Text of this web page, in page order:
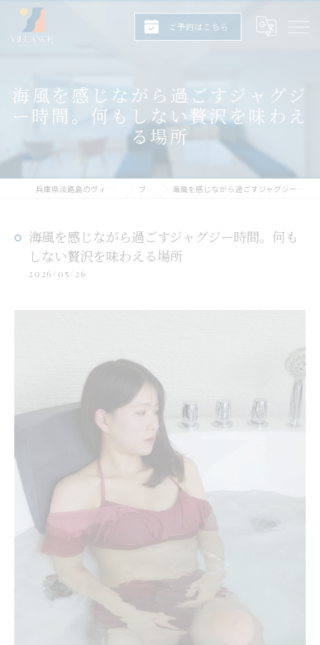
ご予約はこちら
海風を感じながら過ごすジャグジ
ー時間。何もしない贅沢を味わえ
る場所
兵庫県淡路島のヴィラならヴィランス淡路島 ブログ 海風を感じながら過ごすジャグジー時間。何もしない贅沢を味わえる場所
海風を感じながら過ごすジャグジー時間。何も
しない贅沢を味わえる場所
2026/05/26